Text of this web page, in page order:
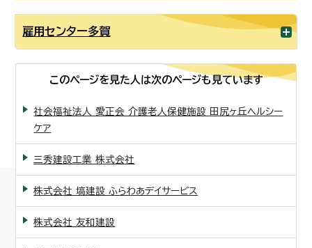
雇用センター多賀
このページを見た人は次のページも見ています
社会福祉法人 愛正会 介護老人保健施設 田尻ヶ丘ヘルシー
ケア
三秀建設工業 株式会社
株式会社 塙建設 ふらわあデイサービス
株式会社 友和建設